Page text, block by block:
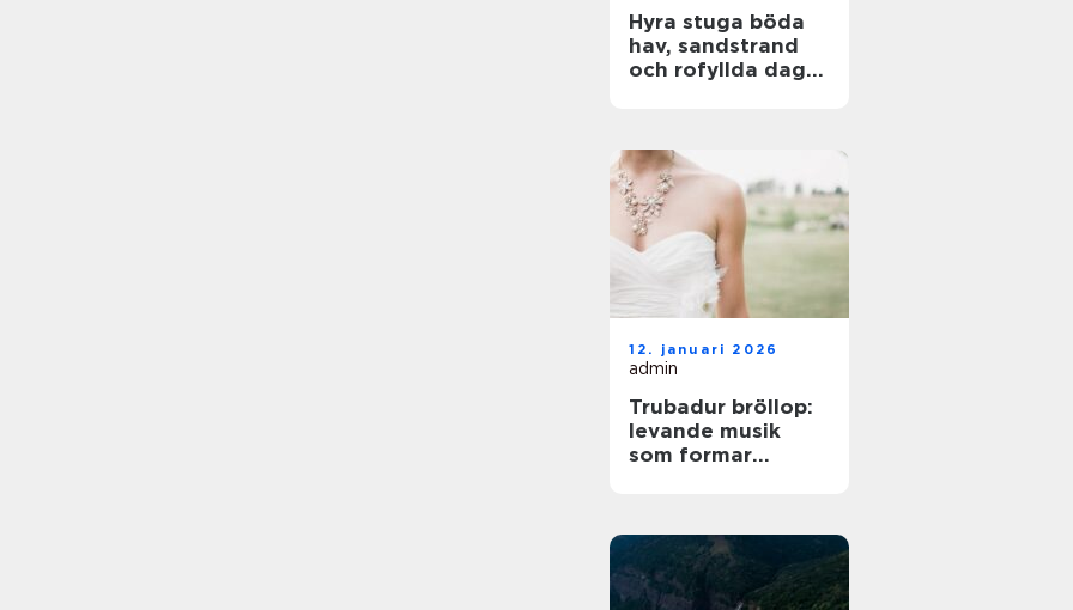
Hyra stuga böda
hav, sandstrand
och rofyllda dagar
12. januari 2026
admin
Trubadur bröllop:
levande musik
som formar